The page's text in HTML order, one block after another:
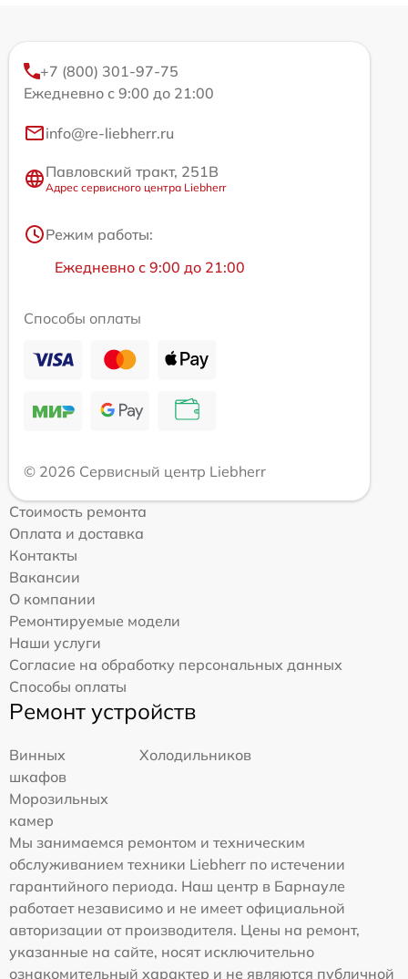
+7 (800) 301-97-75
Ежедневно с 9:00 до 21:00
info@re-liebherr.ru
Павловский тракт, 251В
Адрес сервисного центра Liebherr
Режим работы:
Ежедневно с 9:00 до 21:00
Способы оплаты
© 2026 Сервисный центр Liebherr
Стоимость ремонта
Оплата и доставка
Контакты
Вакансии
О компании
Ремонтируемые модели
Наши услуги
Согласие на обработку персональных данных
Способы оплаты
Ремонт устройств
Винных
шкафов
Холодильников
Морозильных
камер
Мы занимаемся ремонтом и техническим
обслуживанием техники Liebherr по истечении
гарантийного периода. Наш центр в Барнауле
работает независимо и не имеет официальной
авторизации от производителя. Цены на ремонт,
указанные на сайте, носят исключительно
ознакомительный характер и не являются публичной